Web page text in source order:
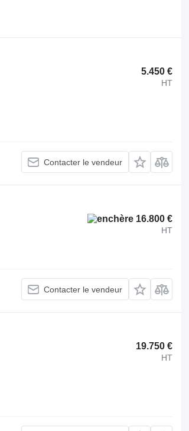
5.450 €
HT
Contacter le vendeur
16.800 €
HT
Contacter le vendeur
19.750 €
HT